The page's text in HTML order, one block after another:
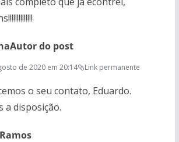
Autor do post
de 2020 em 20:14 Link permanente
o seu contato, Eduardo.
a disposição.